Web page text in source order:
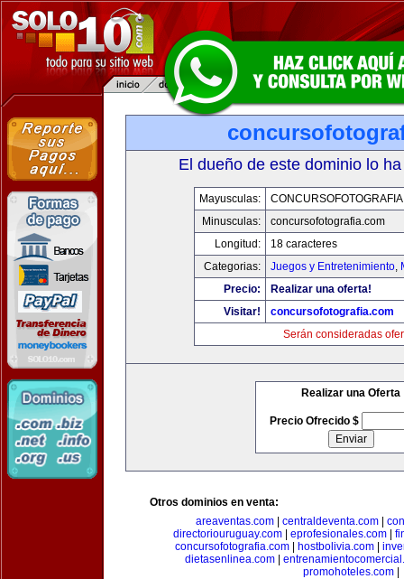
El dueño de este dominio lo
Mayusculas:
Minusculas:
concursofotografia.com
Longitud:
18 caracteres
Categorias:
Juegos y Entretenimiento,
Precio:
Realizar una oferta!
Visitar!
concursofotografia.com
Serán consideradas
Realizar una Oferta
Precio Ofrecido $
Otros dominios en venta:
areaventas.com
centraldeventa.com
directoriouruguay.com
eprofesionales.com
concursofotografia.com| hostbolivia.com|
dietasenlinea.com|
promohoteles.com|